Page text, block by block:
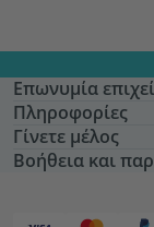
Επωνυμία
Πληροφορίες
Γίνετε μέλος
Βοήθεια και